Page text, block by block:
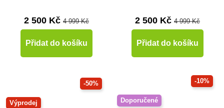
2 500 Kč 4 999 Kč
Přidat do košíku
2 500 Kč 4 999 Kč
Přidat do košíku
-50%
Výprodej
-10%
Doporučené